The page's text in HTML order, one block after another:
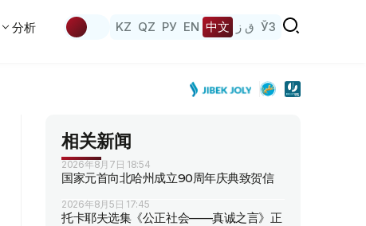
分析 KZ QZ РУ EN 中文 ق ز ЎЗ
相关新闻
2026年8月7日 18:54
国家元首向北哈州成立90周年庆典致贺信
2026年8月5日 17:45
托卡耶夫选集《公正社会——真诚之言》正